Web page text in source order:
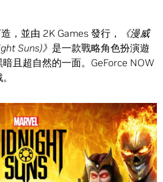
，並由 2K Games 發行，
《漫威
Suns)》 是一款戰略角色扮演遊
且超自然的一面。GeForce NOW